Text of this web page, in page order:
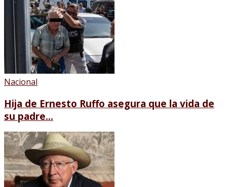
Nacional
Hija de Ernesto Ruffo asegura que la vida de
su padre...